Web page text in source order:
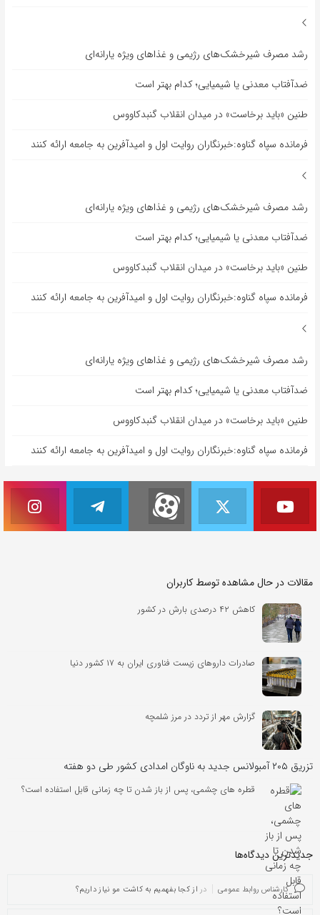
رشد مصرف شیرخشک‌های رژیمی و غذاهای ویژه یارانه‌ای
ضدآفتاب‌ معدنی یا شیمیایی؛ کدام بهتر است
طنین «باید برخاست» در میدان انقلاب گنبدکاووس
فرمانده سپاه گناوه:خبرنگاران روایت اول و امیدآفرین به جامعه ارائه کنند
رشد مصرف شیرخشک‌های رژیمی و غذاهای ویژه یارانه‌ای
ضدآفتاب‌ معدنی یا شیمیایی؛ کدام بهتر است
طنین «باید برخاست» در میدان انقلاب گنبدکاووس
فرمانده سپاه گناوه:خبرنگاران روایت اول و امیدآفرین به جامعه ارائه کنند
رشد مصرف شیرخشک‌های رژیمی و غذاهای ویژه یارانه‌ای
ضدآفتاب‌ معدنی یا شیمیایی؛ کدام بهتر است
طنین «باید برخاست» در میدان انقلاب گنبدکاووس
فرمانده سپاه گناوه:خبرنگاران روایت اول و امیدآفرین به جامعه ارائه کنند
مقالات در حال مشاهده توسط کاربران
کاهش ۴۲ درصدی بارش در کشور
صادرات داروهای زیست فناوری ایران به ۱۷ کشور دنیا
گزارش مهر از تردد در مرز شلمچه
تزریق ۲۰۵ آمبولانس جدید به ناوگان امدادی کشور طی دو هفته
قطره های چشمی، پس از باز شدن تا چه زمانی قابل استفاده است؟
جدیدترین دیدگاه‌‌ها
کارشناس روابط عمومی در از کجا بفهمیم به کاشت مو نیاز داریم؟